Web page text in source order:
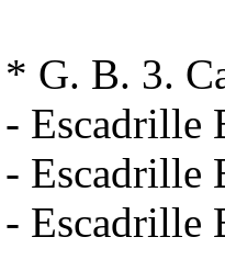
* G. B. 3.
- Escadrille
- Escadrille
- Escadrille